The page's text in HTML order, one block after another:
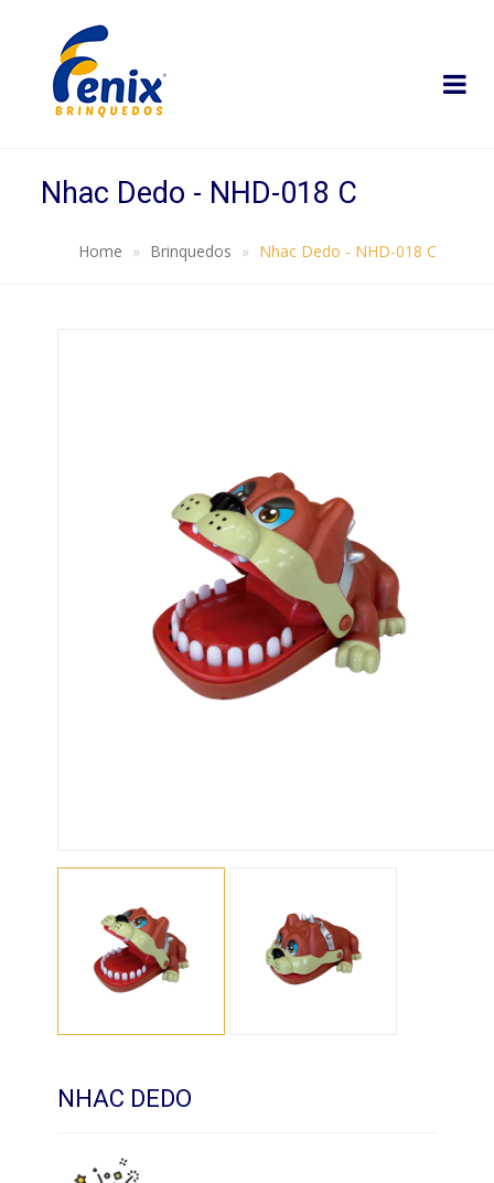
Nhac Dedo - NHD-018 C
Home Brinquedos Nhac Dedo - NHD-018 C
NHAC DEDO